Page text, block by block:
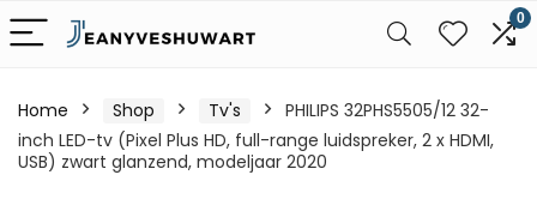
0
Home Shop Tv's
PHILIPS 32PHS5505/12 32-
inch LED-tv (Pixel Plus HD, full-range luidspreker, 2 x HDMI,
USB) zwart glanzend, modeljaar 2020